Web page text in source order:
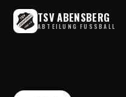
TSV ABENSBERG
ABTEILUNG FUSSBALL